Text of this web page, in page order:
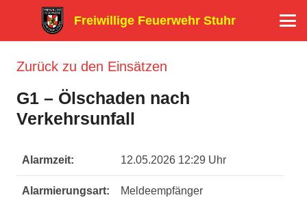
Freiwillige Feuerwehr Stuhr
Zurück zu den Einsätzen
G1 – Ölschaden nach
Verkehrsunfall
Alarmzeit: 12.05.2026 12:29 Uhr
Alarmierungsart: Meldeempfänger